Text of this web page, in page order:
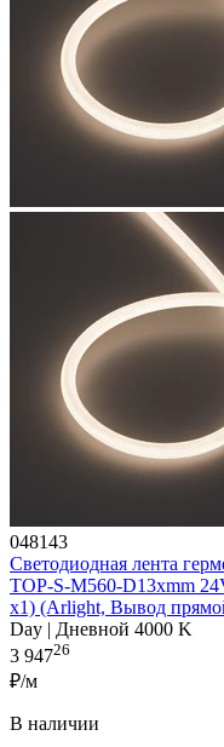
048143
Светодиодная лента
TOP-S-M560-D13xmm
x1) (Arlight, Вывод
Day | Дневной 4000 K
3 94726
₽/м
В наличии